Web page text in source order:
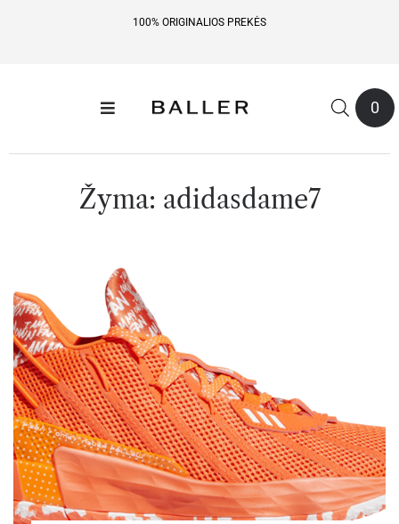
100% ORIGINALIOS PREKĖS
0
Žyma: adidasdame7